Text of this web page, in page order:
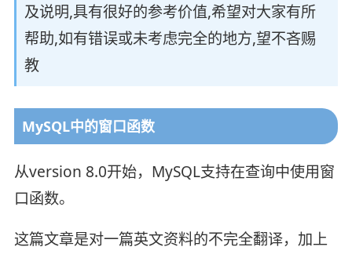
及说明,具有很好的参考价值,希望对大家有所
帮助,如有错误或未考虑完全的地方,望不吝赐
教
MySQL中的窗口函数
从version 8.0开始，MySQL支持在查询中使用窗
口函数。
这篇文章是对一篇英文资料的不完全翻译，加上